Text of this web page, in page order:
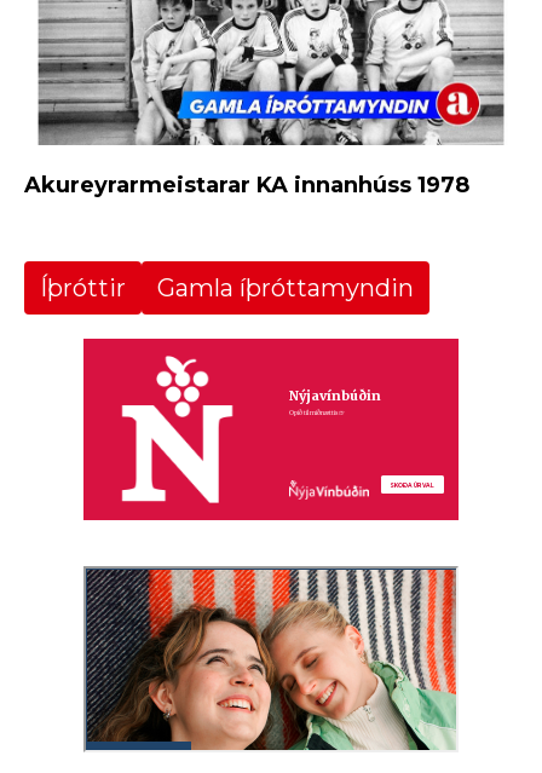
Akureyrarmeistarar KA innanhúss 1978
Íþróttir Gamla íþróttamyndin